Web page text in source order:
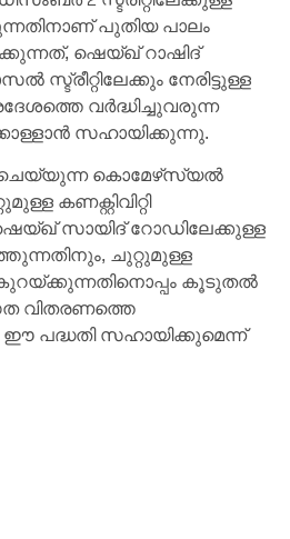
പുതിയ പാലം
ഷെയ്ഖ് റാഷിദ്
സ്ട്രീറ്റിലേക്കും നേരിട്ടുള്ള
വർദ്ധിച്ചുവരുന്ന
സഹായിക്കുന്നു.
ചെയ്യുന്ന കൊമേഴ്‌സ്യൽ
കണക്റ്റിവിറ്റി
ഷെയ്ഖ് സായിദ് റോഡിലേക്കുള്ള
ചുറ്റുമുള്ള
കൂടുതൽ
വിതരണത്തെ
പദ്ധതി സഹായിക്കുമെന്ന്